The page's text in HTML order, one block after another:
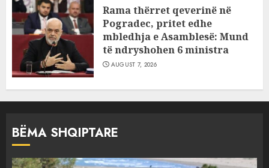
Rama thërret qeverinë në
Pogradec, pritet edhe
mbledhja e Asamblesë: Mund
të ndryshohen 6 ministra
AUGUST 7, 2026
BËMA SHQIPTARE